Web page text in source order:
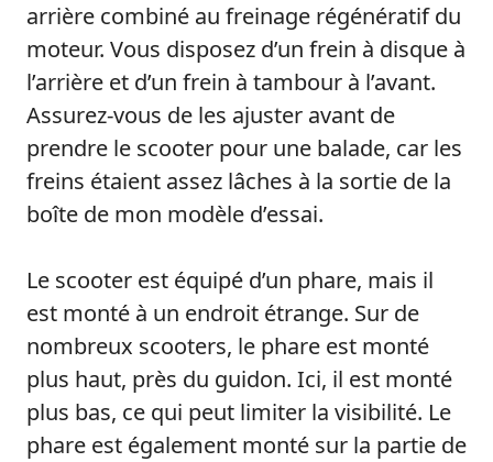
arrière combiné au freinage régénératif du
moteur. Vous disposez d’un frein à disque à
l’arrière et d’un frein à tambour à l’avant.
Assurez-vous de les ajuster avant de
prendre le scooter pour une balade, car les
freins étaient assez lâches à la sortie de la
boîte de mon modèle d’essai.
Le scooter est équipé d’un phare, mais il
est monté à un endroit étrange. Sur de
nombreux scooters, le phare est monté
plus haut, près du guidon. Ici, il est monté
plus bas, ce qui peut limiter la visibilité. Le
phare est également monté sur la partie de